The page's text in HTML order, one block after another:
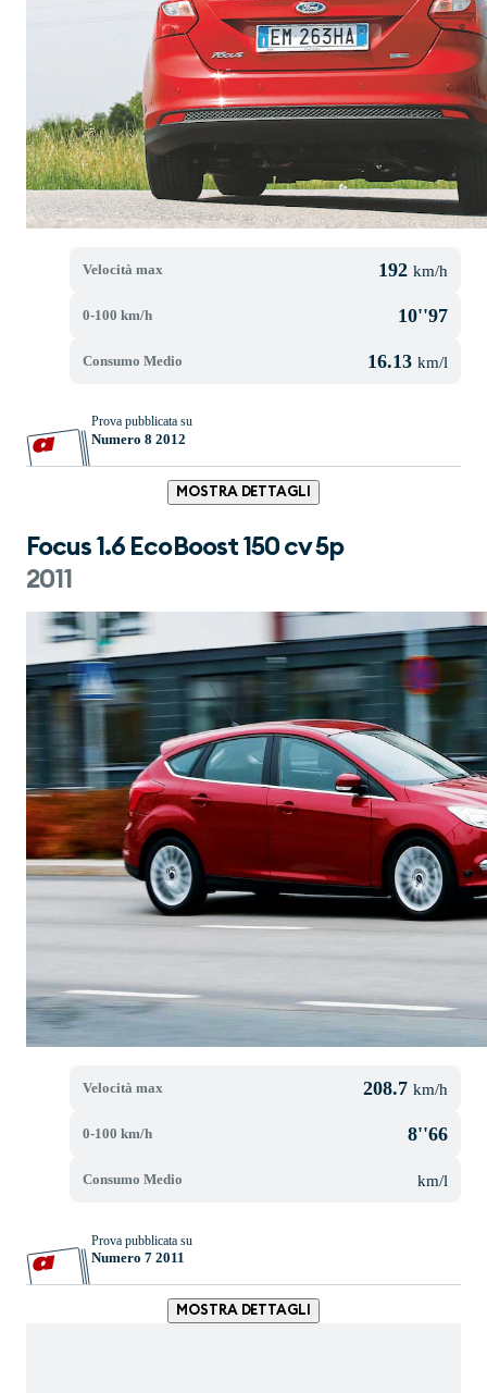
Velocità max 192 km/h
0-100 km/h 10''97
Consumo Medio 16.13 km/l
Prova pubblicata su
Numero 8 2012
MOSTRA DETTAGLI
Focus 1.6 EcoBoost 150 cv 5p
2011
Velocità max 208.7 km/h
0-100 km/h 8''66
Consumo Medio km/l
Prova pubblicata su
Numero 7 2011
MOSTRA DETTAGLI